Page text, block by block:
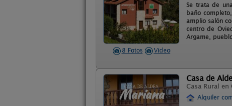
8 Fotos Video
Se trata de
baño
amplio salón
centro de
Argame,
Casa de
Casa Rural en
Alquiler